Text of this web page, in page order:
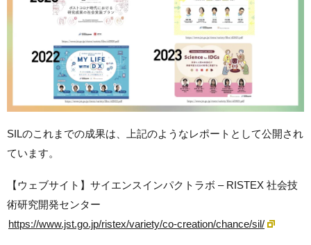
SILのこれまでの成果は、上記のようなレポートとして公開され
ています。
【ウェブサイト】サイエンスインパクトラボ – RISTEX 社会技
術研究開発センター
https://www.jst.go.jp/ristex/variety/co-creation/chance/sil/